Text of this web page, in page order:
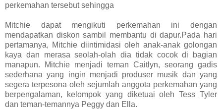
perkemahan tersebut sehingga
Mitchie dapat mengikuti perkemahan ini dengan
mendapatkan diskon sambil membantu di dapur.Pada hari
pertamanya, Mitchie diintimidasi oleh anak-anak golongan
kaya dan merasa seolah-olah dia tidak cocok di bagian
manapun. Mitchie menjadi teman Caitlyn, seorang gadis
sederhana yang ingin menjadi produser musik dan yang
segera terpesona oleh sejumlah anggota perkemahan yang
berpengalaman, kelompok yang diketuai oleh Tess Tyler
dan teman-temannya Peggy dan Ella.